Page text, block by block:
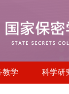
教学 科学研